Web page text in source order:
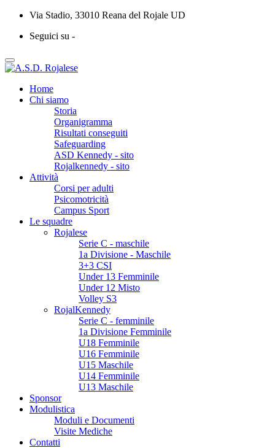
Via Stadio, 33010 Reana del Rojale UD
Seguici su -
Home
Chi siamo
Storia
Organigramma
Risultati conseguiti
Safeguarding
ASD Kennedy - sito
Rojalkennedy - sito
Attività
Corsi per adulti
Psicomotricità
Campus Sport
Le squadre
Rojalese
Serie C - maschile
1a Divisione - Maschile
3+3 CSI
Under 13 Femminile
Under 12 Misto
Volley S3
RojalKennedy
Serie C - femminile
1a Divisione Femminile
U18 Femminile
U16 Femminile
U15 Maschile
U14 Femminile
U13 Maschile
Sponsor
Modulistica
Moduli e Documenti
Visite Mediche
Contatti